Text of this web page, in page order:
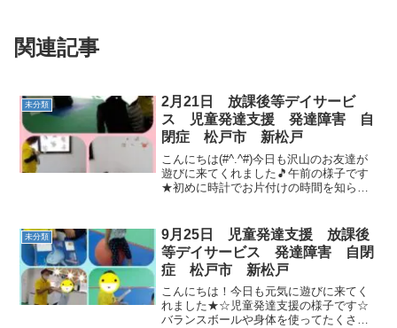
関連記事
未分類
2月21日 放課後等デイサービ
ス 児童発達支援 発達障害 自
閉症 松戸市 新松戸
こんにちは(#^.^#)今日も沢山のお友達が
遊びに来てくれました🎵午前の様子です
★初めに時計でお片付けの時間を知らせ
きました🎵柔軟体操の後は壁倒立🙆動物
変身🐻手つなぎ二...
未分類
9月25日 児童発達支援 放課後
等デイサービス 発達障害 自閉
症 松戸市 新松戸
こんにちは！今日も元気に遊びに来てく
れました★☆児童発達支援の様子です☆
バランスボールや身体を使ってたくさん